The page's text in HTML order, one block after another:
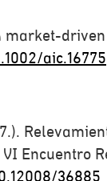
market-
aic.16775
Encuentro
36885